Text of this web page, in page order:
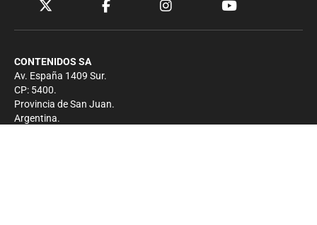
CONTENIDOS SA
Av. España 1409 Sur.
CP: 5400.
Provincia de San Juan.
Argentina.